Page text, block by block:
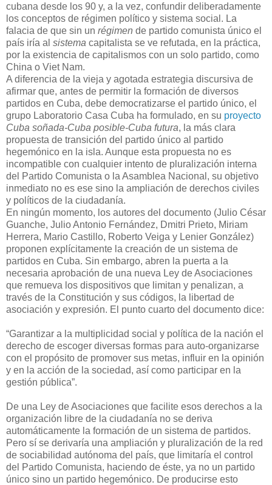
cubana desde los 90 y, a la vez, confundir deliberadamente
los conceptos de régimen político y sistema social. La
falacia de que sin un régimen de partido comunista único el
país iría al sistema capitalista se ve refutada, en la práctica,
por la existencia de capitalismos con un solo partido, como
China o Viet Nam.
A diferencia de la vieja y agotada estrategia discursiva de
afirmar que, antes de permitir la formación de diversos
partidos en Cuba, debe democratizarse el partido único, el
grupo Laboratorio Casa Cuba ha formulado, en su proyecto
Cuba soñada-Cuba posible-Cuba futura, la más clara
propuesta de transición del partido único al partido
hegemónico en la isla. Aunque esta propuesta no es
incompatible con cualquier intento de pluralización interna
del Partido Comunista o la Asamblea Nacional, su objetivo
inmediato no es ese sino la ampliación de derechos civiles
y políticos de la ciudadanía.
En ningún momento, los autores del documento (Julio César
Guanche, Julio Antonio Fernández, Dmitri Prieto, Miriam
Herrera, Mario Castillo, Roberto Veiga y Lenier González)
proponen explícitamente la creación de un sistema de
partidos en Cuba. Sin embargo, abren la puerta a la
necesaria aprobación de una nueva Ley de Asociaciones
que remueva los dispositivos que limitan y penalizan, a
través de la Constitución y sus códigos, la libertad de
asociación y expresión. El punto cuarto del documento dice:
“Garantizar a la multiplicidad social y política de la nación el
derecho de escoger diversas formas para auto-organizarse
con el propósito de promover sus metas, influir en la opinión
y en la acción de la sociedad, así como participar en la
gestión pública”.
De una Ley de Asociaciones que facilite esos derechos a la
organización libre de la ciudadanía no se deriva
automáticamente la formación de un sistema de partidos.
Pero sí se derivaría una ampliación y pluralización de la red
de sociabilidad autónoma del país, que limitaría el control
del Partido Comunista, haciendo de éste, ya no un partido
único sino un partido hegemónico. De producirse esto